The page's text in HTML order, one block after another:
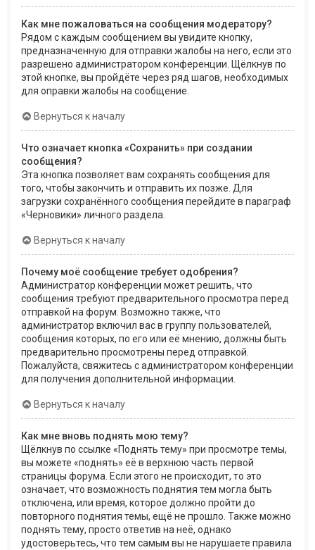
Как мне пожаловаться на сообщения модератору?
Рядом с каждым сообщением вы увидите кнопку,
предназначенную для отправки жалобы на него, если это
разрешено администратором конференции. Щёлкнув по
этой кнопке, вы пройдёте через ряд шагов, необходимых
для оправки жалобы на сообщение.
Вернуться к началу
Что означает кнопка «Сохранить» при создании
сообщения?
Эта кнопка позволяет вам сохранять сообщения для
того, чтобы закончить и отправить их позже. Для
загрузки сохранённого сообщения перейдите в параграф
«Черновики» личного раздела.
Вернуться к началу
Почему моё сообщение требует одобрения?
Администратор конференции может решить, что
сообщения требуют предварительного просмотра перед
отправкой на форум. Возможно также, что
администратор включил вас в группу пользователей,
сообщения которых, по его или её мнению, должны быть
предварительно просмотрены перед отправкой.
Пожалуйста, свяжитесь с администратором конференции
для получения дополнительной информации.
Вернуться к началу
Как мне вновь поднять мою тему?
Щёлкнув по ссылке «Поднять тему» при просмотре темы,
вы можете «поднять» её в верхнюю часть первой
страницы форума. Если этого не происходит, то это
означает, что возможность поднятия тем могла быть
отключена, или время, которое должно пройти до
повторного поднятия темы, ещё не прошло. Также можно
поднять тему, просто ответив на неё, однако
удостоверьтесь, что тем самым вы не нарушаете правила